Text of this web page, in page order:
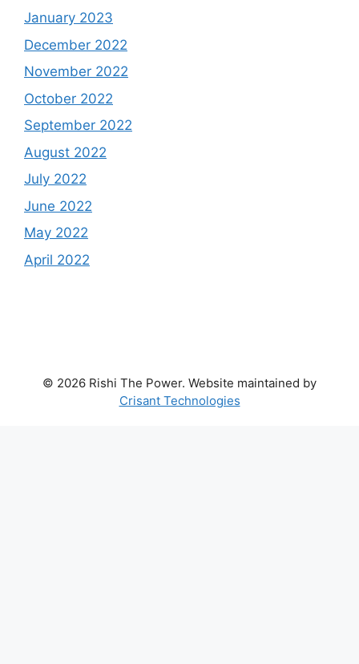
January 2023
December 2022
November 2022
October 2022
September 2022
August 2022
July 2022
June 2022
May 2022
April 2022
© 2026 Rishi The Power. Website maintained by
Crisant Technologies